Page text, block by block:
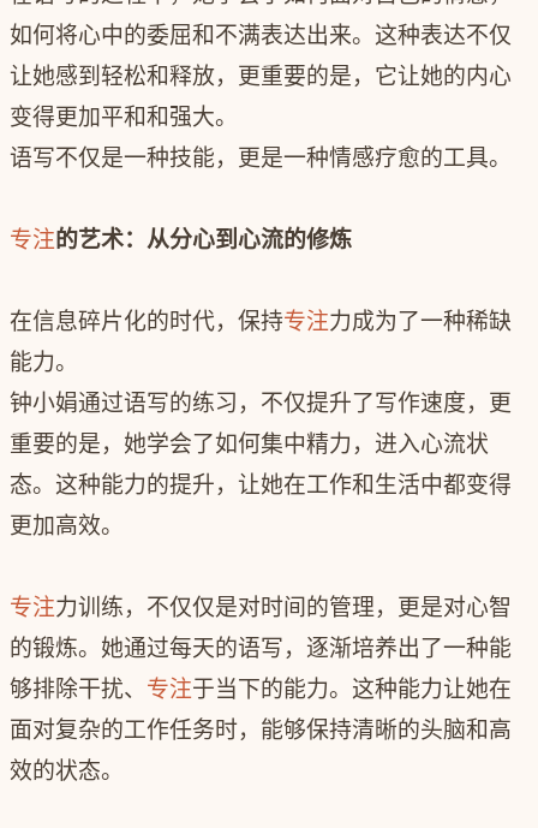
如何将心中的委屈和不满表达出来。这种表达不仅
让她感到轻松和释放，更重要的是，它让她的内心
变得更加平和和强大。
语写不仅是一种技能，更是一种情感疗愈的工具。
专注的艺术：从分心到心流的修炼
在信息碎片化的时代，保持专注力成为了一种稀缺
能力。
钟小娟通过语写的练习，不仅提升了写作速度，更
重要的是，她学会了如何集中精力，进入心流状
态。这种能力的提升，让她在工作和生活中都变得
更加高效。
专注力训练，不仅仅是对时间的管理，更是对心智
的锻炼。她通过每天的语写，逐渐培养出了一种能
够排除干扰、 专注于当下的能力。这种能力让她在
面对复杂的工作任务时，能够保持清晰的头脑和高
效的状态。